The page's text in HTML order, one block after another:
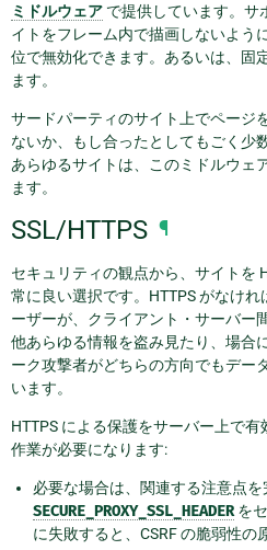
ミドルウェア で提供しています。サ
イトをフレーム内で描画しないよう
位で無効化できます。あるいは、固
ます。
サードパーティのサイト上でページ
ないか、もし合ったとしてもごく少
あらゆるサイトは、このミドルウェ
ます。
SSL/HTTPS ¶
セキュリティの観点から、サイトを
常に良い選択です。HTTPS がなけ
ーザーが、クライアント・サーバー
他あらゆる情報を盗み見たり、場合
ーク攻撃者がどちらの方向でもデー
います。
HTTPS による保護をサーバー上で
作業が必要になります:
必要な場合は、関連する注意点を
SECURE_PROXY_SSL_HEADERを
に失敗すると、CSRF の脆弱性